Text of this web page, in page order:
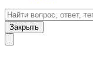
Закрыть